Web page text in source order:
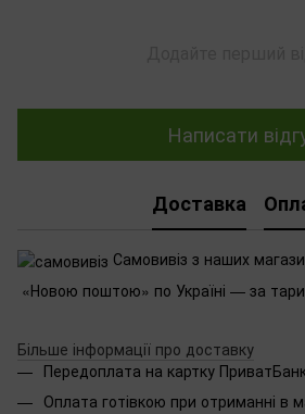
Написати
Доставка
Самовивіз з наших
«Новою поштою» по Україні — за
Більше інформації про доставку
Передоплата на картку
Оплата готівкою при отриманні в